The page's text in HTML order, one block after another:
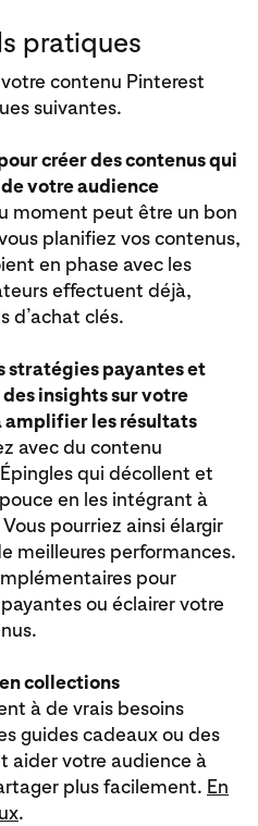
pratiques
contenu Pinterest
suivantes.
créer des contenus qui
votre audience
moment peut être un bon
planifiez vos contenus,
en phase avec les
effectuent déjà,
d’achat clés.
stratégies payantes et
insights sur votre
amplifier les résultats
avec du contenu
qui décollent et
en les intégrant à
pourriez ainsi élargir
meilleures performances.
pour
ou éclairer votre
collections
à de vrais besoins
guides cadeaux ou des
aider votre audience à
plus facilement. En
.